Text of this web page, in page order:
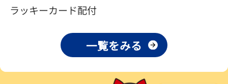
【ボートレース】荒木颯斗が地元唯一の優出！３号艇でデビュー初
Ｖ狙う「自分の好きな感じになっている」～とこなめルーキーＳ
【ボートレース】訓練中の大けが乗り越えデビューした宮崎心之介
が初Ｖ王手「１枠なら負けないと思います」～とこなめルーキーＳ
2026年08月03日
ラッキーカード配付
一覧をみる